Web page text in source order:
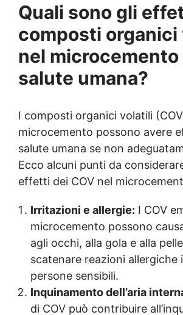
spessore) La confezione contiene:
kg + 1.4 kg Vertical
Quali sono gli
composti organici
nel microcemento
salute umana?
I composti organici volatili
microcemento possono avere
salute umana se non
Ecco alcuni punti da
effetti dei COV nel
Irritazioni e allergie: I COV
microcemento possono
agli occhi, alla gola e alla
scatenare reazioni allergiche
persone sensibili.
Inquinamento dell’aria
di COV può contribuire